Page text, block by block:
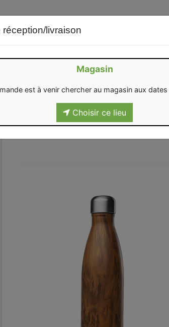
charcuteries
réception/livraison
Magasin
est à venir chercher au magasin aux dates
Choisir ce lieu